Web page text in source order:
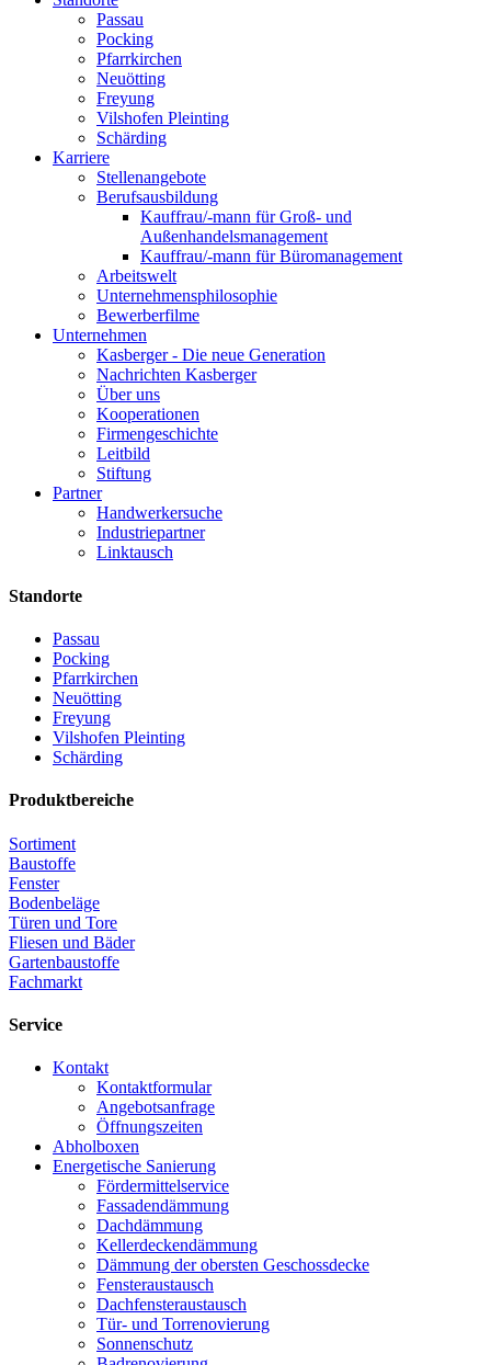
Passau
Pocking
Pfarrkirchen
Neuötting
Freyung
Vilshofen Pleinting
Schärding
Karriere
Stellenangebote
Berufsausbildung
Kauffrau/-mann für Groß- und
Außenhandelsmanagement
Kauffrau/-mann für Büromanagement
Arbeitswelt
Unternehmensphilosophie
Bewerberfilme
Unternehmen
Kasberger - Die neue Generation
Nachrichten Kasberger
Über uns
Kooperationen
Firmengeschichte
Leitbild
Stiftung
Partner
Handwerkersuche
Industriepartner
Linktausch
Standorte
Passau
Pocking
Pfarrkirchen
Neuötting
Freyung
Vilshofen Pleinting
Schärding
Produktbereiche
Sortiment
Baustoffe
Fenster
Bodenbeläge
Türen und Tore
Fliesen und Bäder
Gartenbaustoffe
Fachmarkt
Service
Kontakt
Kontaktformular
Angebotsanfrage
Öffnungszeiten
Abholboxen
Energetische Sanierung
Fördermittelservice
Fassadendämmung
Dachdämmung
Kellerdeckendämmung
Dämmung der obersten Geschossdecke
Fensteraustausch
Dachfensteraustausch
Tür- und Torrenovierung
Sonnenschutz